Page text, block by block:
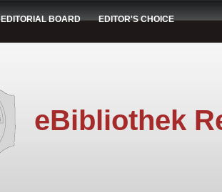
EDITORIAL BOARD EDITOR'S CHOICE
eBibliothek